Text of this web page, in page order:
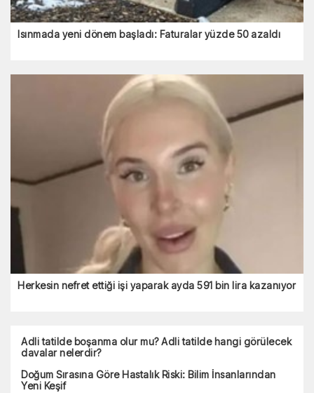
Isınmada yeni dönem başladı: Faturalar yüzde 50 azaldı
Herkesin nefret ettiği işi yaparak ayda 591 bin lira kazanıyor
Adli tatilde boşanma olur mu? Adli tatilde hangi görülecek
davalar nelerdir?
Doğum Sırasına Göre Hastalık Riski: Bilim İnsanlarından
Yeni Keşif